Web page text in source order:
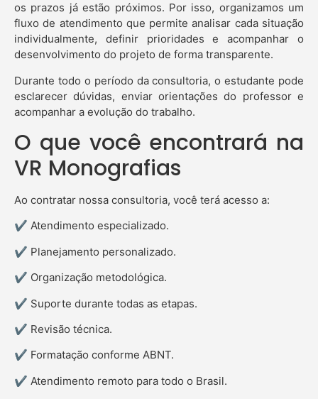
os prazos já estão próximos. Por isso, organizamos um
fluxo de atendimento que permite analisar cada situação
individualmente, definir prioridades e acompanhar o
desenvolvimento do projeto de forma transparente.
Durante todo o período da consultoria, o estudante pode
esclarecer dúvidas, enviar orientações do professor e
acompanhar a evolução do trabalho.
O que você encontrará na
VR Monografias
Ao contratar nossa consultoria, você terá acesso a:
✔ Atendimento especializado.
✔ Planejamento personalizado.
✔ Organização metodológica.
✔ Suporte durante todas as etapas.
✔ Revisão técnica.
✔ Formatação conforme ABNT.
✔ Atendimento remoto para todo o Brasil.